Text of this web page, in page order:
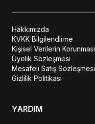
Hakkımızda
KVKK Bilgilendirme
Kişisel Verilerin Korunması
Üyelik Sözleşmesi
Mesafeli Satış Sözleşmesi
Gizlilik Politikası
YARDIM